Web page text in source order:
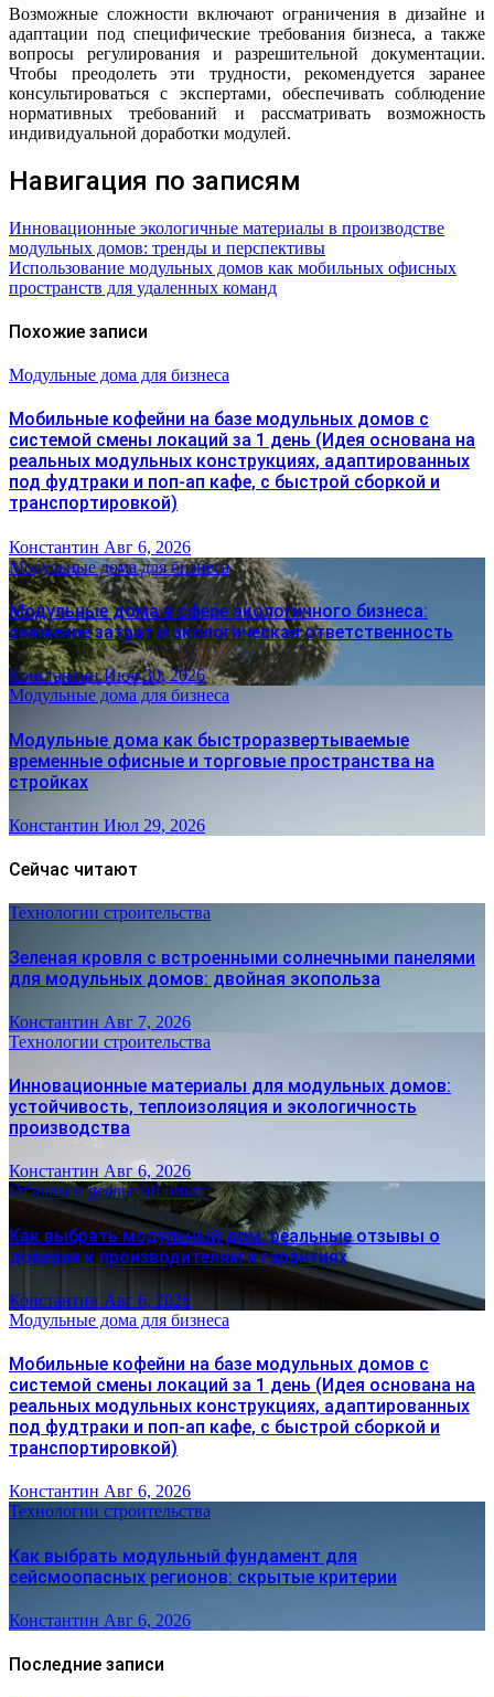
Возможные сложности включают ограничения в дизайне и
адаптации под специфические требования бизнеса, а также
вопросы регулирования и разрешительной документации.
Чтобы преодолеть эти трудности, рекомендуется заранее
консультироваться с экспертами, обеспечивать соблюдение
нормативных требований и рассматривать возможность
индивидуальной доработки модулей.
Навигация по записям
Инновационные экологичные материалы в производстве
модульных домов: тренды и перспективы
Использование модульных домов как мобильных офисных
пространств для удаленных команд
Похожие записи
Модульные дома для бизнеса
Мобильные кофейни на базе модульных домов с
системой смены локаций за 1 день (Идея основана на
реальных модульных конструкциях, адаптированных
под фудтраки и поп-ап кафе, с быстрой сборкой и
транспортировкой)
Константин Авг 6, 2026
Модульные дома для бизнеса
Модульные дома в сфере экологичного бизнеса:
снижение затрат и экологическая ответственность
КонстантинИюл 30, 2026
Модульные дома для бизнеса
Модульные дома как быстроразвертываемые
временные офисные и торговые пространства на
стройках
Константин Июл 29, 2026
Сейчас читают
Технологии строительства
Зеленая кровля с встроенными солнечными панелями
для модульных домов: двойная экопольза
Константин Авг 7, 2026
Технологии строительства
Инновационные материалы для модульных домов:
устойчивость, теплоизоляция и экологичность
производства
Константин Авг 6, 2026
Отзывы и реальный опыт
Как выбрать модульный дом: реальные отзывы о
доверии к производителям и гарантиях
Константин Авг 6, 2026
Модульные дома для бизнеса
Мобильные кофейни на базе модульных домов с
системой смены локаций за 1 день (Идея основана на
реальных модульных конструкциях, адаптированных
под фудтраки и поп-ап кафе, с быстрой сборкой и
транспортировкой)
Константин Авг 6, 2026
Технологии строительства
Как выбрать модульный фундамент для
сейсмоопасных регионов: скрытые критерии
Константин Авг 6, 2026
Последние записи